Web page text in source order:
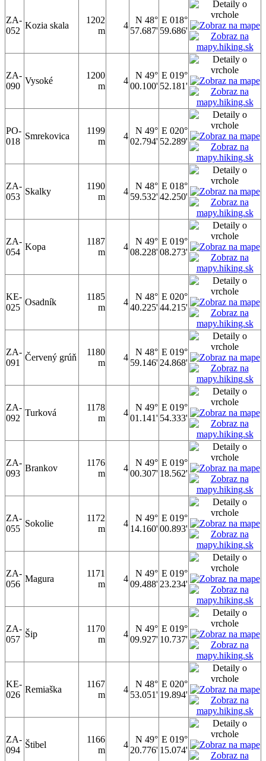
ZA-
052
Kozia skala
1202
m
4
N 48°
57.687'
E 018°
59.686'
ZA-
090
Vysoké
1200
m
4
N 49°
00.100'
E 019°
52.181'
PO-
018
Smrekovica
1199
m
4
N 49°
02.794'
E 020°
52.289'
ZA-
053
Skalky
1190
m
4
N 48°
59.532'
E 018°
42.250'
ZA-
054
Kopa
1187
m
4
N 49°
08.228'
E 019°
08.273'
KE-
025
Osadník
1185
m
4
N 48°
40.225'
E 020°
44.215'
ZA-
091
Červený grúň
1180
m
4
N 48°
59.146'
E 019°
24.868'
ZA-
092
Turková
1178
m
4
N 49°
01.141'
E 019°
54.333'
ZA-
093
Brankov
1176
m
4
N 49°
00.307'
E 019°
18.562'
ZA-
055
Sokolie
1172
m
4
N 49°
14.160'
E 019°
00.893'
ZA-
056
Magura
1171
m
4
N 49°
09.488'
E 019°
23.234'
ZA-
057
Šip
1170
m
4
N 49°
09.927'
E 019°
10.737'
KE-
026
Remiaška
1167
m
4
N 48°
53.051'
E 020°
19.894'
ZA-
094
Štibel
1166
m
4
N 49°
20.776'
E 019°
15.074'